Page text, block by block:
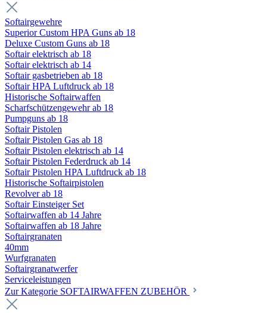
Softairgewehre
Superior Custom HPA Guns ab 18
Deluxe Custom Guns ab 18
Softair elektrisch ab 18
Softair elektrisch ab 14
Softair gasbetrieben ab 18
Softair HPA Luftdruck ab 18
Historische Softairwaffen
Scharfschützengewehr ab 18
Pumpguns ab 18
Softair Pistolen
Softair Pistolen Gas ab 18
Softair Pistolen elektrisch ab 14
Softair Pistolen Federdruck ab 14
Softair Pistolen HPA Luftdruck ab 18
Historische Softairpistolen
Revolver ab 18
Softair Einsteiger Set
Softairwaffen ab 14 Jahre
Softairwaffen ab 18 Jahre
Softairgranaten
40mm
Wurfgranaten
Softairgranatwerfer
Serviceleistungen
Zur Kategorie SOFTAIRWAFFEN ZUBEHÖR